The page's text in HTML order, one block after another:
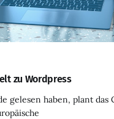
zu Wordpress
gelesen haben, plant das